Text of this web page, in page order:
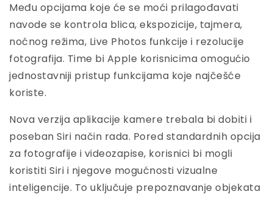
Među opcijama koje će se moći prilagođavati
navode se kontrola blica, ekspozicije, tajmera,
noćnog režima, Live Photos funkcije i rezolucije
fotografija. Time bi Apple korisnicima omogućio
jednostavniji pristup funkcijama koje najčešće
koriste.
Nova verzija aplikacije kamere trebala bi dobiti i
poseban Siri način rada. Pored standardnih opcija
za fotografije i videozapise, korisnici bi mogli
koristiti Siri i njegove mogućnosti vizualne
inteligencije. To uključuje prepoznavanje objekata